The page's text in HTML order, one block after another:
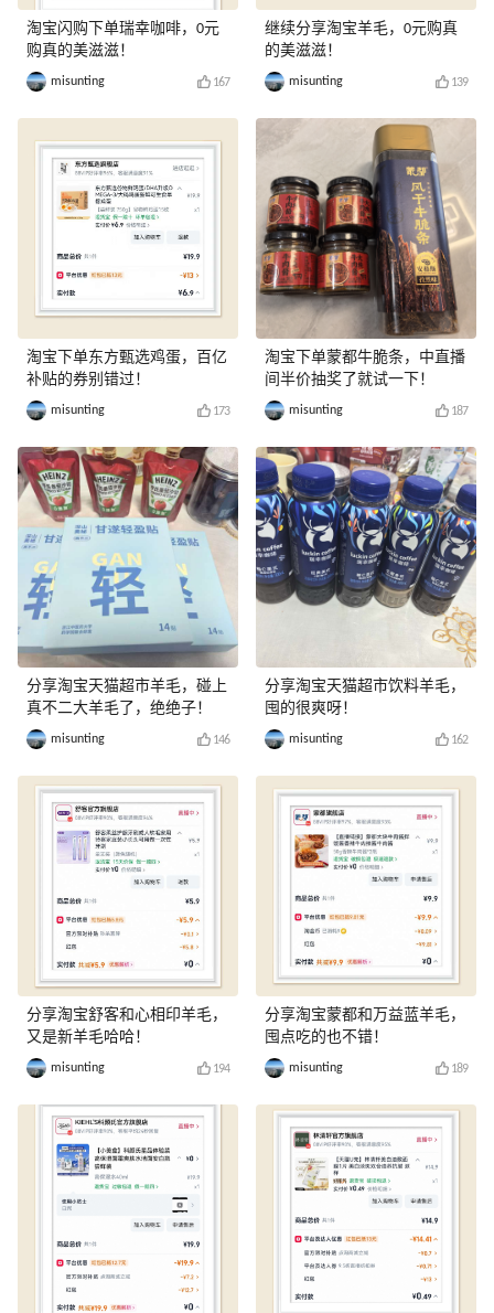
淘宝闪购下单瑞幸咖啡，0元
购真的美滋滋！
misunting 167
淘宝下单东方甄选鸡蛋，百亿
补贴的券别错过！
misunting 173
分享淘宝天猫超市羊毛，碰上
真不二大羊毛了，绝绝子！
misunting 146
分享淘宝舒客和心相印羊毛，
又是新羊毛哈哈！
misunting 194
继续分享淘宝羊毛，0元购真
的美滋滋！
misunting 139
淘宝下单蒙都牛脆条，中直播
间半价抽奖了就试一下！
misunting 187
分享淘宝天猫超市饮料羊毛，
囤的很爽呀！
misunting 162
分享淘宝蒙都和万益蓝羊毛，
囤点吃的也不错！
misunting 189